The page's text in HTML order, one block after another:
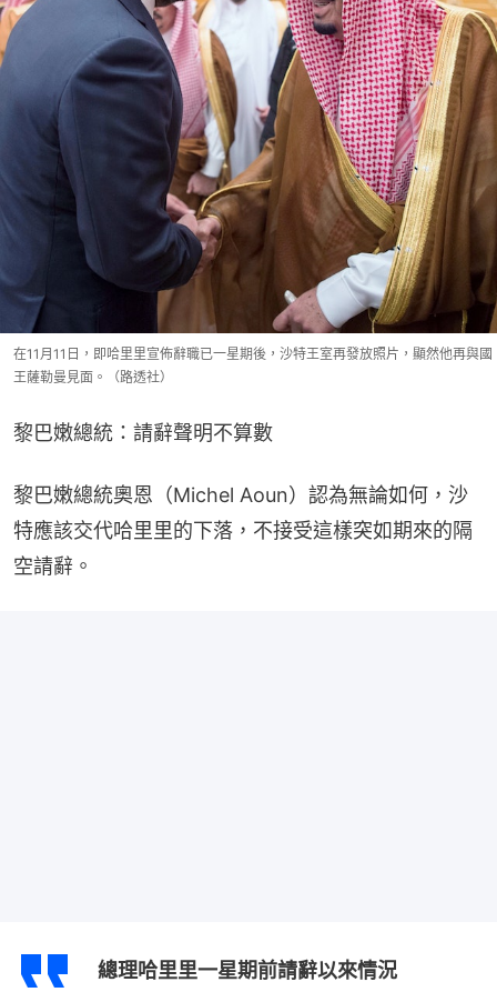
在11月11日，即哈里里宣佈辭職已一星期後，沙特王室再發放照片，顯然他再與國
王薩勒曼見面。（路透社）
黎巴嫩總統：請辭聲明不算數
黎巴嫩總統奧恩（Michel Aoun）認為無論如何，沙
特應該交代哈里里的下落，不接受這樣突如期來的隔
空請辭。
總理哈里里一星期前請辭以來情況